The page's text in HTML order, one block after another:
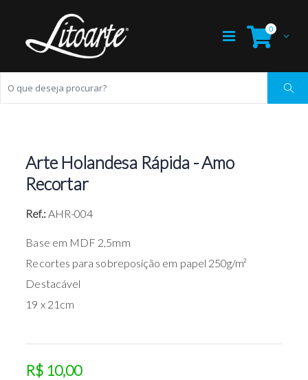
0
Arte Holandesa Rápida - Amo
Recortar
Ref.:AHR-004
Base em MDF 2,5mm
Recortes para sobreposição em papel 250g/m²
Destacável
19 x 21cm
R$ 10,00